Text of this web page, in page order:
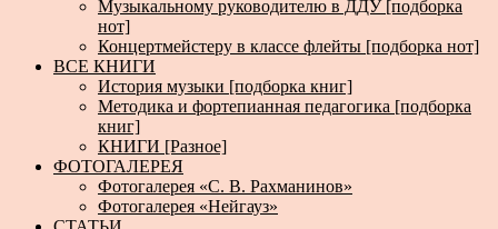
Музыкальному руководителю в ДДУ [подборка
нот]
Концертмейстеру в классе флейты [подборка нот]
ВСЕ КНИГИ
История музыки [подборка книг]
Методика и фортепианная педагогика [подборка
книг]
КНИГИ [Разное]
ФОТОГАЛЕРЕЯ
Фотогалерея «С. В. Рахманинов»
Фотогалерея «Нейгауз»